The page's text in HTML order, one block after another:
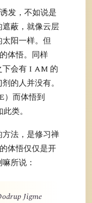
发，不如说是
蔽，就像云层
阳一样。但
体悟。同样
下会有 I AM 的
的人并没有。
）而体悟到
类。
法，是修习禅
体悟仅仅是开
所说：
Jigme